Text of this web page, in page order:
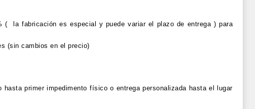
(
la fabricación es especial y puede variar el plazo de entrega ) para
(sin cambios en el precio)
primer impedimento físico o entrega personalizada hasta el lugar